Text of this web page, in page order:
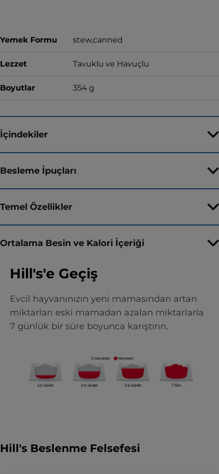
Yemek Formu stew,canned
Lezzet Tavuklu ve Havuçlu
Boyutlar 354 g
İçindekiler
Besleme İpuçları
Temel Özellikler
Ortalama Besin ve Kalori İçeriği
Hill's'e Geçiş
Evcil hayvanınızın yeni mamasından artan
miktarları eski mamadan azalan miktarlarla
7 günlük bir süre boyunca karıştırın.
Hill's Beslenme Felsefesi